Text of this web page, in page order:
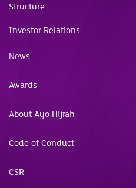
Structure
Investor Relations
News
Awards
About Ayo Hijrah
Code of Conduct
CSR